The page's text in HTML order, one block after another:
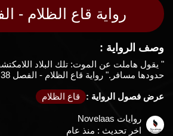
رواية قاع الظلام -
وصف الرواية :
" يقول هاملت عن الموت: تلك البلاد
حدودها مسافر." رواية قاع الظلام - الفصل 38 " ...
عرض فصول الرواية : قاع الظلام
روايات Novelaas
اخر تحديث : منذ عام